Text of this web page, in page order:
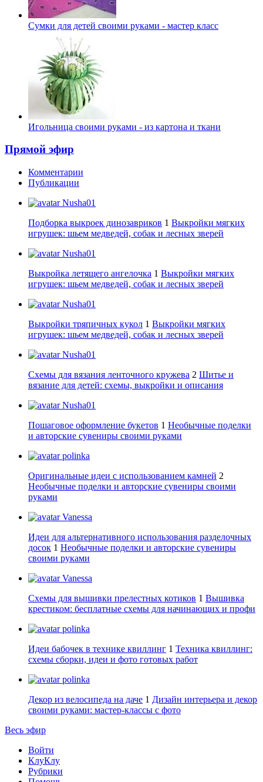
Сумки для детей своими руками - мастер класс
Игольница своими руками - из картона и ткани
Прямой эфир
Комментарии
Публикации
Nusha01
Подборка выкроек динозавриков 1 Выкройки мягких
игрушек: шьем медведей, собак и лесных зверей
Nusha01
Выкройка летящего ангелочка 1 Выкройки мягких
игрушек: шьем медведей, собак и лесных зверей
Nusha01
Выкройки тряпичных кукол 1 Выкройки мягких
игрушек: шьем медведей, собак и лесных зверей
Nusha01
Схемы для вязания ленточного кружева 2 Шитье и
вязание для детей: схемы, выкройки и описания
Nusha01
Пошаговое оформление букетов 1 Необычные поделки
и авторские сувениры своими руками
polinka
Оригинальные идеи с использованием камней 2
Необычные поделки и авторские сувениры своими
руками
Vanessa
Идеи для альтернативного использования разделочных
досок 1 Необычные поделки и авторские сувениры
своими руками
Vanessa
Схемы для вышивки прелестных котиков 1 Вышивка
крестиком: бесплатные схемы для начинающих и профи
polinka
Идеи бабочек в технике квиллинг 1 Техника квиллинг:
схемы сборки, идеи и фото готовых работ
polinka
Декор из велосипеда на даче 1 Дизайн интерьера и декор
своими руками: мастер-классы с фото
Весь эфир
Войти
КлуКлу
Рубрики